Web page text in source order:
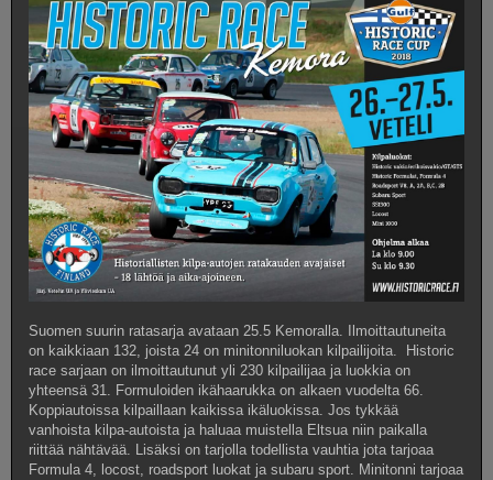
Suomen suurin ratasarja avataan 25.5 Kemoralla. Ilmoittautuneita
on kaikkiaan 132, joista 24 on minitonniluokan kilpailijoita. Historic
race sarjaan on ilmoittautunut yli 230 kilpailijaa ja luokkia on
yhteensä 31. Formuloiden ikähaarukka on alkaen vuodelta 66.
Koppiautoissa kilpaillaan kaikissa ikäluokissa. Jos tykkää
vanhoista kilpa-autoista ja haluaa muistella Eltsua niin paikalla
riittää nähtävää. Lisäksi on tarjolla todellista vauhtia jota tarjoaa
Formula 4, locost, roadsport luokat ja subaru sport. Minitonni tarjoaa